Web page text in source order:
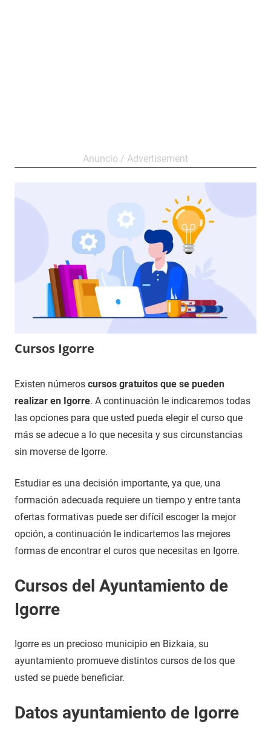
Cursos Igorre
13
de
noviembre
2020
Maria
Cursos
en
Bizkaia
Existen números cursos gratuitos que se pueden
realizar en Igorre. A continuación le indicaremos todas
las opciones para que usted pueda elegir el curso que
más se adecue a lo que necesita y sus circunstancias
sin moverse de Igorre.
Estudiar es una decisión importante, ya que, una
formación adecuada requiere un tiempo y entre tanta
ofertas formativas puede ser difícil escoger la mejor
opción, a continuación le indicartemos las mejores
formas de encontrar el curos que necesitas en Igorre.
Cursos del Ayuntamiento de
Igorre
Igorre es un precioso municipio en Bizkaia, su
ayuntamiento promueve distintos cursos de los que
usted se puede beneficiar.
Datos ayuntamiento de Igorre